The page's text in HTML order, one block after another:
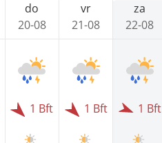
do
20-08
1 Bft
vr
21-08
1 Bft
za
22-08
1 Bft